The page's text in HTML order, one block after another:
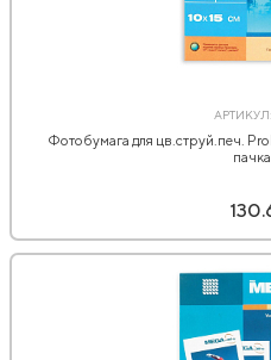
АРТИКУЛ:
Фотобумага для цв.струй.печ.